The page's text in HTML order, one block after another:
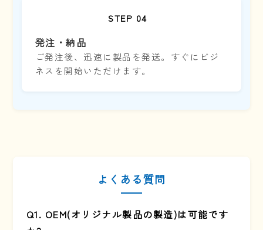
STEP 04
発注・納品
ご発注後、迅速に製品を発送。すぐにビジ
ネスを開始いただけます。
よくある質問
Q1. OEM(オリジナル製品の製造)は可能です